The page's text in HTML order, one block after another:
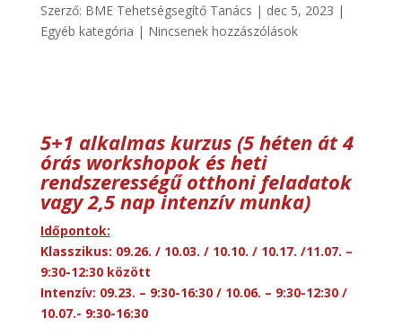
Szerző: BME Tehetségsegítő Tanács | dec 5, 2023 |
Egyéb kategória | Nincsenek hozzászólások
5+1 alkalmas kurzus (5 héten át 4
órás workshopok és heti
rendszerességű otthoni feladatok
vagy 2,5 nap intenzív munka)
Időpontok:
Klasszikus: 09.26. / 10.03. / 10.10. / 10.17. /11.07. –
9:30-12:30 között
Intenzív: 09.23. – 9:30-16:30 / 10.06. – 9:30-12:30 /
10.07.- 9:30-16:30